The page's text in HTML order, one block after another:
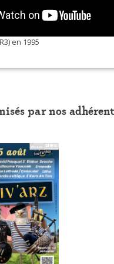
en 1995
par nos